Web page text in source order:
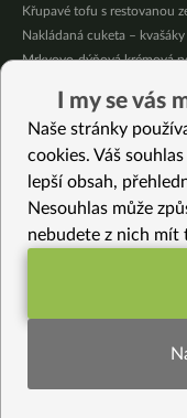
Křupavé tofu s restovanou
Nakládaná cuketa – kvašáky
Mrkvovo-dýňová krémová
Osvěžující čaj s
Nepečený jablečný dort s
Vybrané recepty
Pikantní zimní tempeh s
Bezlepkový cheesecake s
Thajské Satay stir-fry s
Slané ovesné sušenky
Jarní zeleninová směs s tofu
Jogurtová crudaiola
Houbová smaženice s
I my se vás
Naše stránky
cookies. Váš
lepší obsah,
Nesouhlas může
nebudete z nich mít
Funkční
Statistiky pro